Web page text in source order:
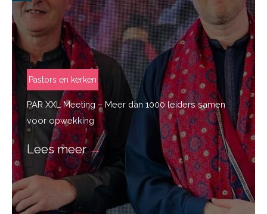
Pastors en kerken
PAR XXL Meeting – Meer dan 1000 leiders samen
voor opwekking
Lees meer→